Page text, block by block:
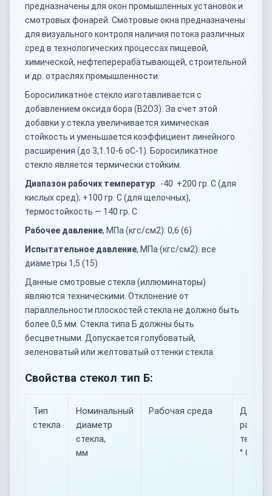
предназначены для окон промышленных установок и
смотровых фонарей. Смотровые окна предназначены
для визуального контроля наличия потока различных
сред в технологических процессах пищевой,
химической, нефтеперерабатывающей, строительной
и др. отраслях промышленности.
Боросиликатное стекло изготавливается с
добавлением оксида бора (B2O3). За счет этой
добавки у стекла увеличивается химическая
стойкость и уменьшается коэффициент линейного
расширения (до 3,1.10-6 оС-1). Боросиликатное
стекло является термически стойким.
Диапазон рабочих температур: -40 +200 гр. С (для
кислых сред); +100 гр. С (для щелочных),
термостойкость — 140 гр. С
Рабочее давление, МПа (кгс/см2): 0,6 (6)
Испытательное давление, МПа (кгс/см2): все
диаметры 1,5 (15)
Данные смотровые стекла (иллюминаторы)
являются техническими. Отклонение от
параллельности плоскостей стекла не должно быть
более 0,5 мм. Стекла типа Б должны быть
бесцветными. Допускается голубоватый,
зеленоватый или желтоватый оттенки стекла.
Свойства стекол тип Б:
Тип
стекла
Номинальный
диаметр
стекла,
мм
Рабочая среда
° С